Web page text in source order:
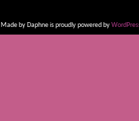
Made by Daphne is proudly powered by